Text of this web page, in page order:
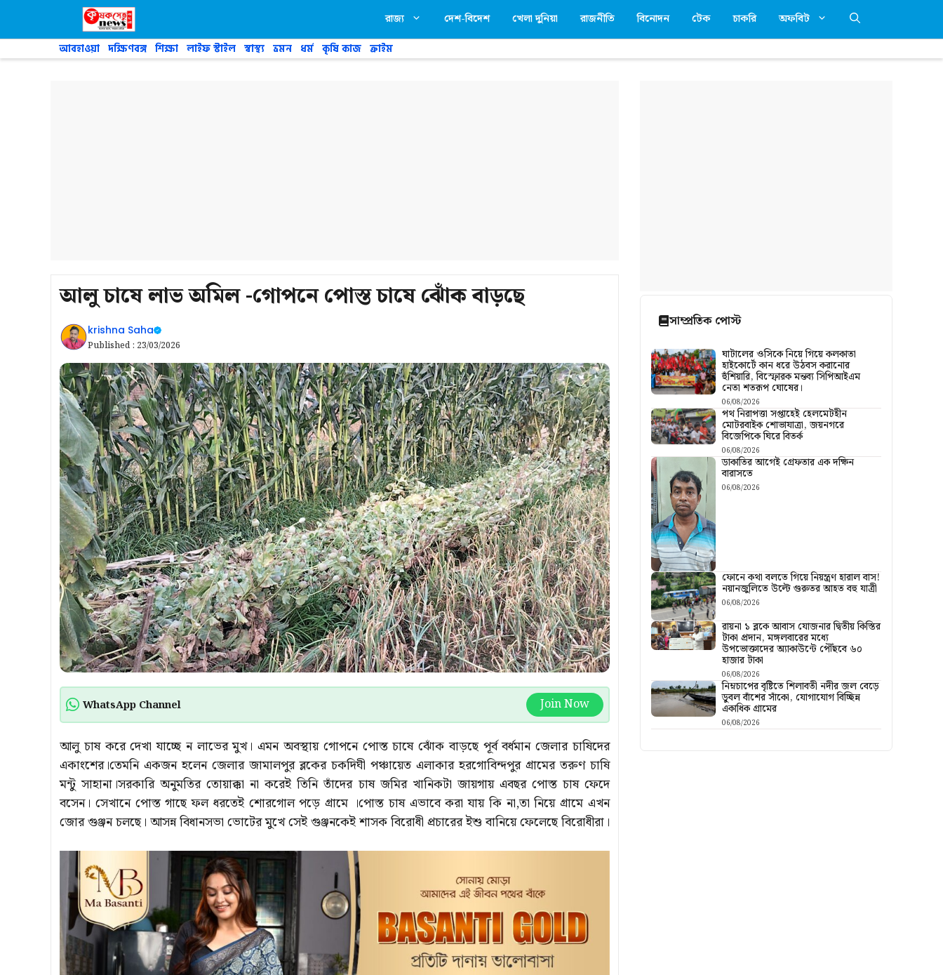
রাজ্য দেশ-বিদেশ খেলা দুনিয়া রাজনীতি বিনোদন টেক চাকরি অফবিট
আবহাওয়া দক্ষিণবঙ্গ শিক্ষা লাইফ স্টাইল স্বাস্থ্য ভ্রমন ধর্ম কৃষি কাজ ক্রাইম
আলু চাষে লাভ অমিল -গোপনে পোস্ত চাষে ঝোঁক বাড়ছে
krishna Saha
Published : 23/03/2026
WhatsApp Channel Join Now
আলু চাষ করে দেখা যাচ্ছে ন লাভের মুখ। এমন অবস্থায় গোপনে পোস্ত চাষে ঝোঁক বাড়ছে পূর্ব বর্ধমান জেলার চাষিদের
একাংশের।তেমনি একজন হলেন জেলার জামালপুর ব্লকের চকদিঘী পঞ্চায়েত এলাকার হরগোবিন্দপুর গ্রামের তরুণ চাষি
মন্টু সাহানা।সরকারি অনুমতির তোয়াক্কা না করেই তিনি তাঁদের চাষ জমির খানিকটা জায়গায় এবছর পোস্ত চাষ ফেদে
বসেন। সেখানে পোস্ত গাছে ফল ধরতেই শোরগোল পড়ে গ্রামে ।পোস্ত চাষ এভাবে করা যায় কি না,তা নিয়ে গ্রামে এখন
জোর গুঞ্জন চলছে। আসন্ন বিধানসভা ভোটের মুখে সেই গুঞ্জনকেই শাসক বিরোধী প্রচারের ইশু বানিয়ে ফেলেছে বিরোধীরা।
সাম্প্রতিক পোস্ট
ঘাটালের ওসিকে নিয়ে গিয়ে কলকাতা
হাইকোর্টে কান ধরে উঠবস করানোর
হুঁশিয়ারি, বিস্ফোরক মন্তব্য সিপিআইএম
নেতা শতরূপ ঘোষের।
06/08/2026
পথ নিরাপত্তা সপ্তাহেই হেলমেটহীন
মোটরবাইক শোভাযাত্রা, জয়নগরে
বিজেপিকে ঘিরে বিতর্ক
06/08/2026
ডাকাতির আগেই গ্রেফতার এক দক্ষিন
বারাসতে
06/08/2026
ফোনে কথা বলতে গিয়ে নিয়ন্ত্রণ হারাল বাস!
নয়ানজুলিতে উল্টে গুরুতর আহত বহু যাত্রী
06/08/2026
রায়না ১ ব্লকে আবাস যোজনার দ্বিতীয় কিস্তির
টাকা প্রদান, মঙ্গলবারের মধ্যে
উপভোক্তাদের অ্যাকাউন্টে পৌঁছবে ৬০
হাজার টাকা
06/08/2026
নিম্নচাপের বৃষ্টিতে শিলাবতী নদীর জল বেড়ে
ডুবল বাঁশের সাঁকো, যোগাযোগ বিচ্ছিন্ন
একাধিক গ্রামের
06/08/2026